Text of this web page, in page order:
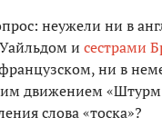
неужели ни в
и сестрами
ни в
движением «Штурм
слова «тоска»?